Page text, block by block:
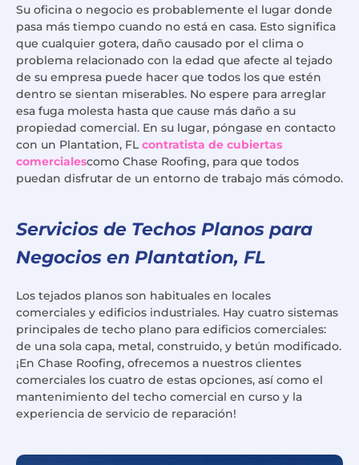
Su oficina o negocio es probablemente el lugar donde
pasa más tiempo cuando no está en casa. Esto significa
que cualquier gotera, daño causado por el clima o
problema relacionado con la edad que afecte al tejado
de su empresa puede hacer que todos los que estén
dentro se sientan miserables. No espere para arreglar
esa fuga molesta hasta que cause más daño a su
propiedad comercial. En su lugar, póngase en contacto
con un Plantation, FLcontratista de cubiertas
comercialescomo Chase Roofing, para que todos
puedan disfrutar de un entorno de trabajo más cómodo.
Servicios de Techos Planos para
Negocios en Plantation, FL
Los tejados planos son habituales en locales
comerciales y edificios industriales. Hay cuatro sistemas
principales de techo plano para edificios comerciales:
de una sola capa, metal, construido, y betún modificado.
¡En Chase Roofing, ofrecemos a nuestros clientes
comerciales los cuatro de estas opciones, así como el
mantenimiento del techo comercial en curso y la
experiencia de servicio de reparación!